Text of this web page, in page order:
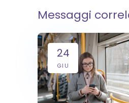
Messaggi
24
GIU